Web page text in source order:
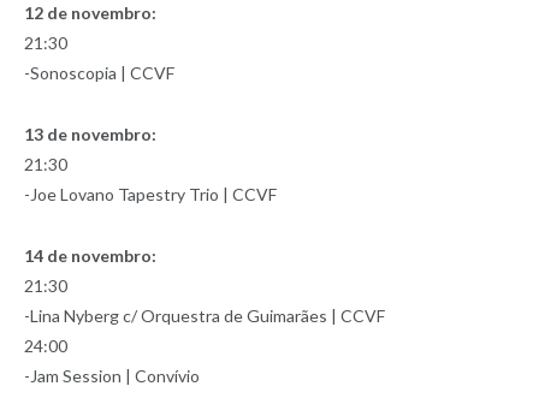
12 de novembro:
21:30
-Sonoscopia | CCVF
13 de novembro:
21:30
-Joe Lovano Tapestry Trio | CCVF
14 de novembro:
21:30
-Lina Nyberg c/ Orquestra de Guimarães | CCVF
24:00
-Jam Session | Convívio